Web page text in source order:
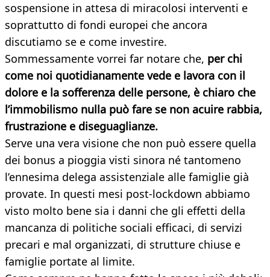
sospensione in attesa di miracolosi interventi e
soprattutto di fondi europei che ancora
discutiamo se e come investire.
Sommessamente vorrei far notare che, per chi
come noi quotidianamente vede e lavora con il
dolore e la sofferenza delle persone, è chiaro che
l’immobilismo nulla può fare se non acuire rabbia,
frustrazione e diseguaglianze.
Serve una vera visione che non può essere quella
dei bonus a pioggia visti sinora né tantomeno
l’ennesima delega assistenziale alle famiglie già
provate. In questi mesi post-lockdown abbiamo
visto molto bene sia i danni che gli effetti della
mancanza di politiche sociali efficaci, di servizi
precari e mal organizzati, di strutture chiuse e
famiglie portate al limite.